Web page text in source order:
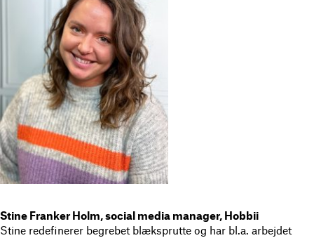
Stine Franker Holm, social media manager, Hobbii
Stine redefinerer begrebet blæksprutte og har bl.a. arbejdet